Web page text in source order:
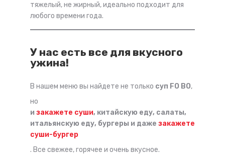
тяжелый, не жирный, идеально подходит для
любого времени года.
У нас есть все для вкусного
ужина!
В нашем меню вы найдете не только суп FO BO,
но
и закажете суши, китайскую еду, салаты,
итальянскую еду, бургеры и даже закажете
суши-бургер
. Все свежее, горячее и очень вкусное.